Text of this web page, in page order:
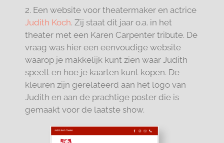
2. Een website voor theatermaker en actrice
Judith Koch. Zij staat dit jaar o.a. in het
theater met een Karen Carpenter tribute. De
vraag was hier een eenvoudige website
waarop je makkelijk kunt zien waar Judith
speelt en hoe je kaarten kunt kopen. De
kleuren zijn gerelateerd aan het logo van
Judith en aan de prachtige poster die is
gemaakt voor de laatste show.